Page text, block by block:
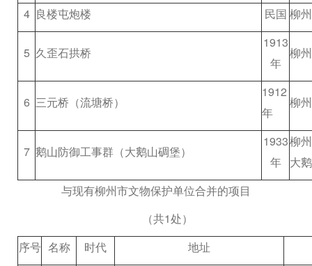
4 良楼屯炮楼 民国 柳
5 久歪石拱桥
1913
年
柳
6 三元桥（流塘桥）
1912
年
柳
7 鹅山防御工事群（大鹅山碉堡）
1933
年
柳
大
与现有柳州市文物保护单位合并的项目
（共1处）
序号 名称 时代
地址